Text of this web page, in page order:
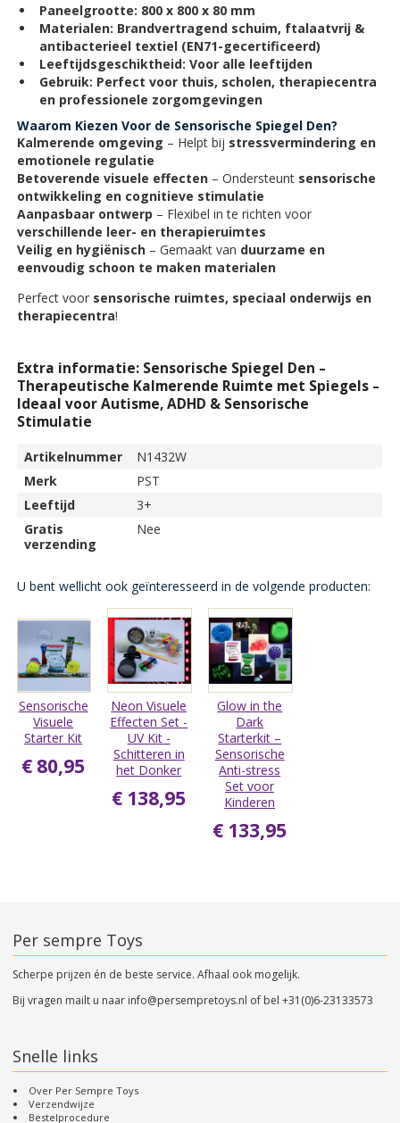
Paneelgrootte: 800 x 800 x 80 mm
Materialen: Brandvertragend schuim, ftalaatvrij &
antibacterieel textiel (EN71-gecertificeerd)
Leeftijdsgeschiktheid: Voor alle leeftijden
Gebruik: Perfect voor thuis, scholen, therapiecentra
en professionele zorgomgevingen
Waarom Kiezen Voor de Sensorische Spiegel Den?
Kalmerende omgeving – Helpt bij stressvermindering en
emotionele regulatie
Betoverende visuele effecten – Ondersteunt sensorische
ontwikkeling en cognitieve stimulatie
Aanpasbaar ontwerp – Flexibel in te richten voor
verschillende leer- en therapieruimtes
Veilig en hygiënisch – Gemaakt van duurzame en
eenvoudig schoon te maken materialen
Perfect voor sensorische ruimtes, speciaal onderwijs en
therapiecentra!
Extra informatie: Sensorische Spiegel Den –
Therapeutische Kalmerende Ruimte met Spiegels –
Ideaal voor Autisme, ADHD & Sensorische
Stimulatie
Artikelnummer
N1432W
Merk
PST
Leeftijd
3+
Gratis
verzending
Nee
U bent wellicht ook geïnteresseerd in de volgende producten:
Sensorische
Visuele
Starter Kit
€ 80,95
Neon Visuele
Effecten Set -
UV Kit -
Schitteren in
het Donker
€ 138,95
Glow in the
Dark
Starterkit –
Sensorische
Anti-stress
Set voor
Kinderen
€ 133,95
Per sempre Toys
Scherpe prijzen én de beste service. Afhaal ook mogelijk.
Bij vragen mailt u naar info@persempretoys.nl of bel+31(0)6-23133573
Snelle links
Over Per Sempre Toys
Verzendwijze
Bestelprocedure